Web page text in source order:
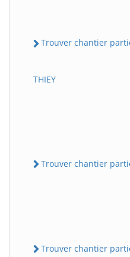
Trouver chantier
THIEY
Trouver chantier
Trouver chantier